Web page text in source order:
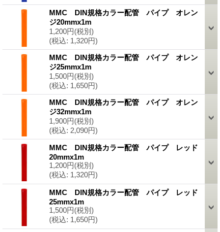
MMC DIN規格カラー配管 パイプ オレン
ジ20mmx1m
1,200円(税別)
(税込: 1,320円)
MMC DIN規格カラー配管 パイプ オレン
ジ25mmx1m
1,500円(税別)
(税込: 1,650円)
MMC DIN規格カラー配管 パイプ オレン
ジ32mmx1m
1,900円(税別)
(税込: 2,090円)
MMC DIN規格カラー配管 パイプ レッド
20mmx1m
1,200円(税別)
(税込: 1,320円)
MMC DIN規格カラー配管 パイプ レッド
25mmx1m
1,500円(税別)
(税込: 1,650円)